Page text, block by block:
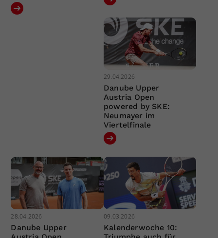
29.04.2026
Danube Upper
Austria Open
powered by SKE:
Neumayer im
Viertelfinale
28.04.2026
Danube Upper
09.03.2026
Kalenderwoche 10: